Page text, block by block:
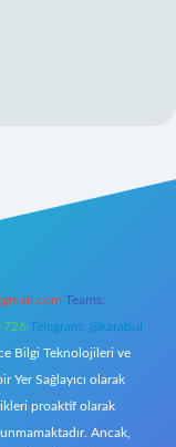
Teams:
726 Telegram: @karabul
Bilgi Teknolojileri ve
Yer Sağlayıcı olarak
proaktif olarak
Ancak,